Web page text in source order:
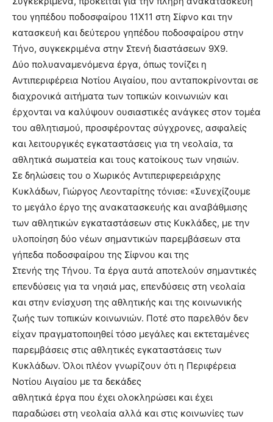
του γηπέδου ποδοσφαίρου 11Χ11 στη Σίφνο και την
κατασκευή και δεύτερου γηπέδου ποδοσφαίρου στην
Τήνο, συγκεκριμένα στην Στενή διαστάσεων 9Χ9.
Δύο πολυαναμενόμενα έργα, όπως τονίζει η
Αντιπεριφέρεια Νοτίου Αιγαίου, που ανταποκρίνονται σε
διαχρονικά αιτήματα των τοπικών κοινωνιών και
έρχονται να καλύψουν ουσιαστικές ανάγκες στον τομέα
του αθλητισμού, προσφέροντας σύγχρονες, ασφαλείς
και λειτουργικές εγκαταστάσεις για τη νεολαία, τα
αθλητικά σωματεία και τους κατοίκους των νησιών.
Σε δηλώσεις του ο Χωρικός Αντιπεριφερειάρχης
Κυκλάδων, Γιώργος Λεονταρίτης τόνισε: «Συνεχίζουμε
το μεγάλο έργο της ανακατασκευής και αναβάθμισης
των αθλητικών εγκαταστάσεων στις Κυκλάδες, με την
υλοποίηση δύο νέων σημαντικών παρεμβάσεων στα
γήπεδα ποδοσφαίρου της Σίφνου και της
Στενής της Τήνου. Τα έργα αυτά αποτελούν σημαντικές
επενδύσεις για τα νησιά μας, επενδύσεις στη νεολαία
και στην ενίσχυση της αθλητικής και της κοινωνικής
ζωής των τοπικών κοινωνιών. Ποτέ στο παρελθόν δεν
είχαν πραγματοποιηθεί τόσο μεγάλες και εκτεταμένες
παρεμβάσεις στις αθλητικές εγκαταστάσεις των
Κυκλάδων. Όλοι πλέον γνωρίζουν ότι η Περιφέρεια
Νοτίου Αιγαίου με τα δεκάδες
αθλητικά έργα που έχει ολοκληρώσει και έχει
παραδώσει στη νεολαία αλλά και στις κοινωνίες των